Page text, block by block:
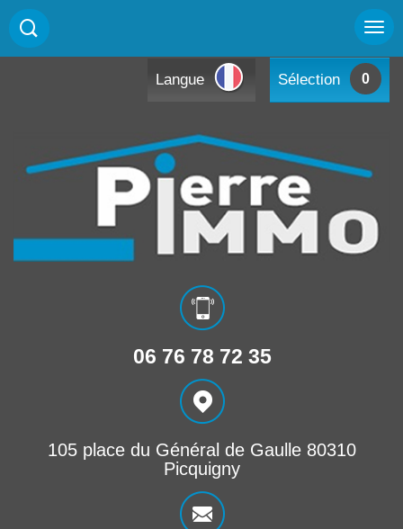
Langue Sélection 0
06 76 78 72 35
105 place du Général de Gaulle 80310
Picquigny